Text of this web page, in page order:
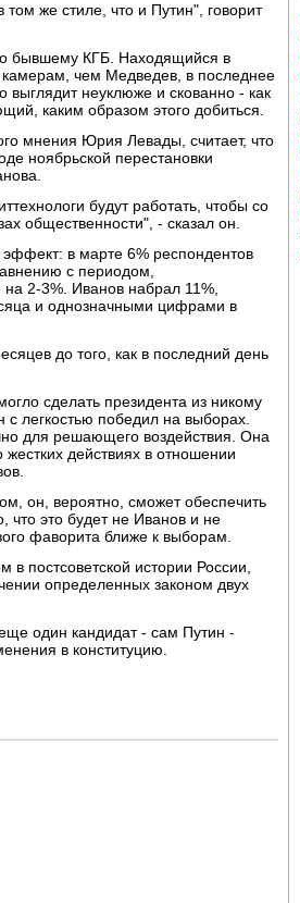
же стиле, что и Путин", говорит
бывшему КГБ. Находящийся в
чем Медведев, в последнее
неуклюже и скованно - как
каким образом этого добиться.
мнения Юрия Левады, считает, что
ноябрьской перестановки
будут работать, чтобы со
общественности", - сказал он.
в марте 6% респондентов
с периодом,
2-3%. Иванов набрал 11%,
и однозначными цифрами в
до того, как в последний день
сделать президента из никому
с легкостью победил на выборах.
для решающего воздействия. Она
действиях в отношении
он, вероятно, сможет обеспечить
что это будет не Иванов и не
фаворита ближе к выборам.
постсоветской истории России,
определенных законом двух
один кандидат - сам Путин -
в конституцию.